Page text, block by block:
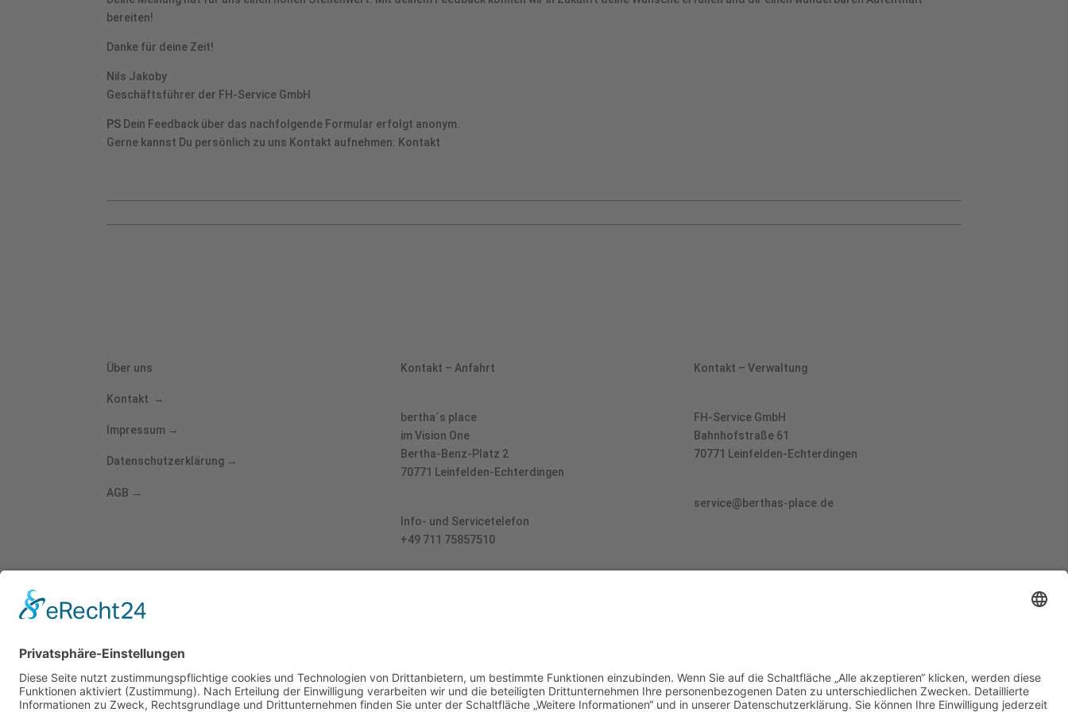
bereiten!
Danke für deine Zeit!
Nils Jakoby
Geschäftsführer der FH-Service GmbH
PS Dein Feedback über das nachfolgende Formular erfolgt anonym.
Gerne kannst Du persönlich zu uns Kontakt aufnehmen: Kontakt
Über uns
Kontakt →
Impressum →
Datenschutzerklärung →
AGB →
Kontakt – Anfahrt
bertha´s place
im Vision One
Bertha-Benz-Platz 2
70771 Leinfelden-Echterdingen
Info- und Servicetelefon
+49 711 75857510
Kontakt – Verwaltung
FH-Service GmbH
Bahnhofstraße 61
70771 Leinfelden-Echterdingen
service@berthas-place.de
+49 711 758 575 0
service@berthas-place.de